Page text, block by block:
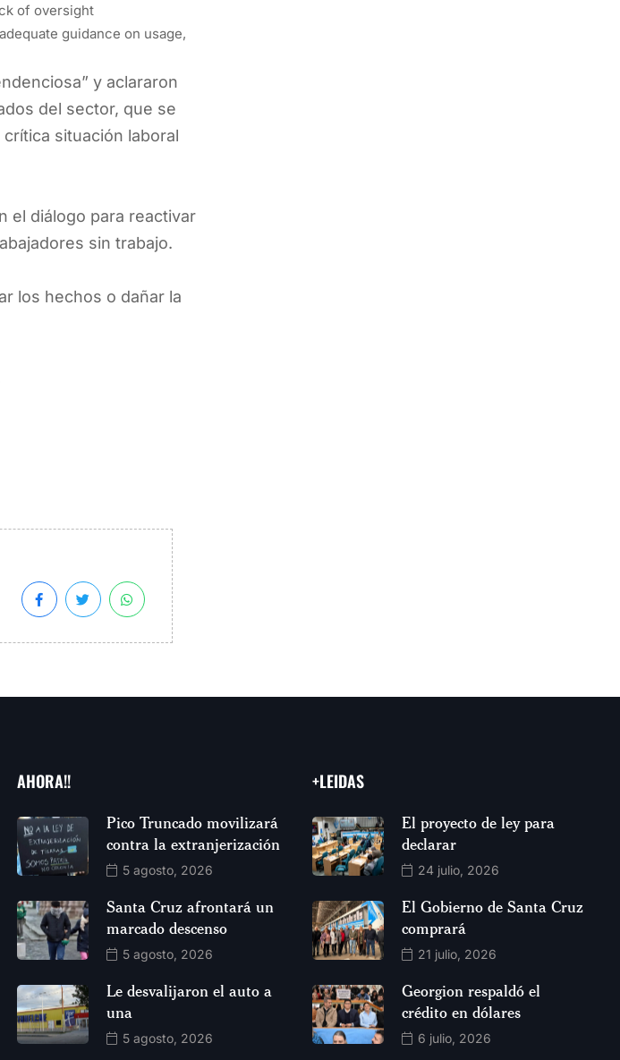
of oversight
guidance on usage,
y aclararon
del sector, que se
situación laboral
el diálogo para reactivar
sin trabajo.
los hechos o dañar la
AHORA!!
Pico Truncado movilizará
contra la extranjerización
5 agosto, 2026
Santa Cruz afrontará un
marcado descenso
5 agosto, 2026
Le desvalijaron el auto a
una
5 agosto, 2026
+LEIDAS
El proyecto de ley para
declarar
24 julio, 2026
El Gobierno de Santa Cruz
comprará
21 julio, 2026
Georgion respaldó el
crédito en dólares
6 julio, 2026